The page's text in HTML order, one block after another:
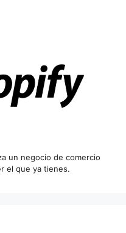
un negocio de comercio
el que ya tienes.